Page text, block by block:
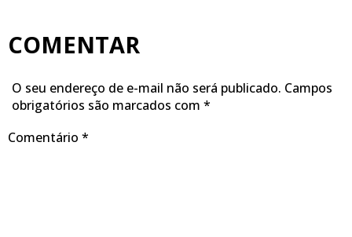
COMENTAR
O seu endereço de e-mail não será publicado. Campos
obrigatórios são marcados com *
Comentário *